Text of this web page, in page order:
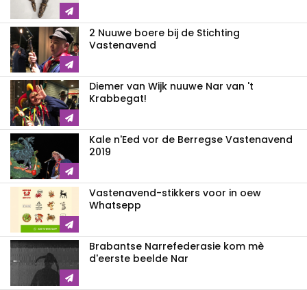
2 Nuuwe boere bij de Stichting
Vastenavend
Diemer van Wijk nuuwe Nar van 't
Krabbegat!
Kale n'Eed vor de Berregse Vastenavend
2019
Vastenavend-stikkers voor in oew
Whatsepp
Brabantse Narrefederasie kom mè
d'eerste beelde Nar